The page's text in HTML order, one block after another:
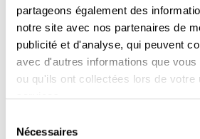
partageons également des
notre site avec nos partenaires de
publicité et d'analyse, qui peuvent
avec d'autres informations que
ou qu'ils ont collectées lors de votre
services.
Nécessaires
Sicily Landings: Interview
Edward Llewellyn